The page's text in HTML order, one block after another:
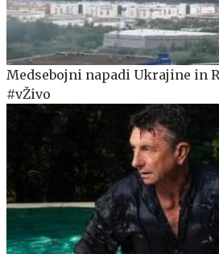
Medsebojni napadi Ukrajine in
#vŽivo